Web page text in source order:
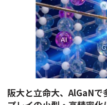
阪大と立命大、AlGaN